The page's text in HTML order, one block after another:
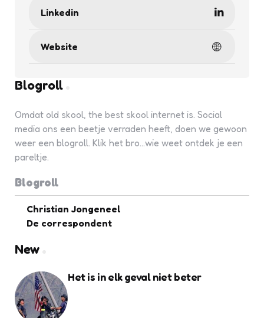
Linkedin
Website
Blogroll
Omdat old skool, the best skool internet is. Social
media ons een beetje verraden heeft, doen we gewoon
weer een blogroll. Klik het bro...wie weet ontdek je een
pareltje.
Blogroll
Christian Jongeneel
De correspondent
New
Het is in elk geval niet beter